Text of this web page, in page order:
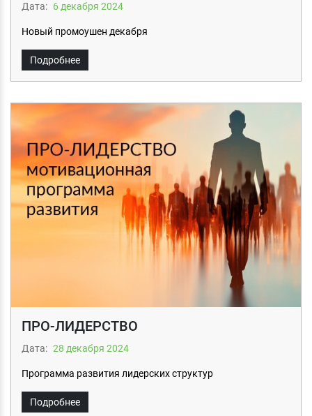
Дата: 6 декабря 2024
Новый промоушен декабря
Подробнее
ПРО-ЛИДЕРСТВО
Дата: 28 декабря 2024
Программа развития лидерских структур
Подробнее